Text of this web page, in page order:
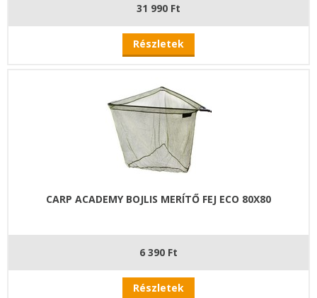
31 990 Ft
Részletek
CARP ACADEMY BOJLIS MERÍTŐ FEJ ECO 80X80
6 390 Ft
Részletek